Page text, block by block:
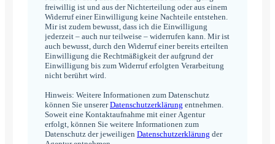
freiwillig ist und aus der Nichterteilung oder aus einem
Widerruf einer Einwilligung keine Nachteile entstehen.
Mir ist zudem bewusst, dass ich die Einwilligung
jederzeit – auch nur teilweise – widerrufen kann. Mir ist
auch bewusst, durch den Widerruf einer bereits erteilten
Einwilligung die Rechtmäßigkeit der aufgrund der
Einwilligung bis zum Widerruf erfolgten Verarbeitung
nicht berührt wird.
Hinweis: Weitere Informationen zum Datenschutz
können Sie unsererDatenschutzerklärung entnehmen.
Soweit eine Kontaktaufnahme mit einer Agentur
erfolgt, können Sie weitere Informationen zum
Datenschutz der jeweiligen Datenschutzerklärung der